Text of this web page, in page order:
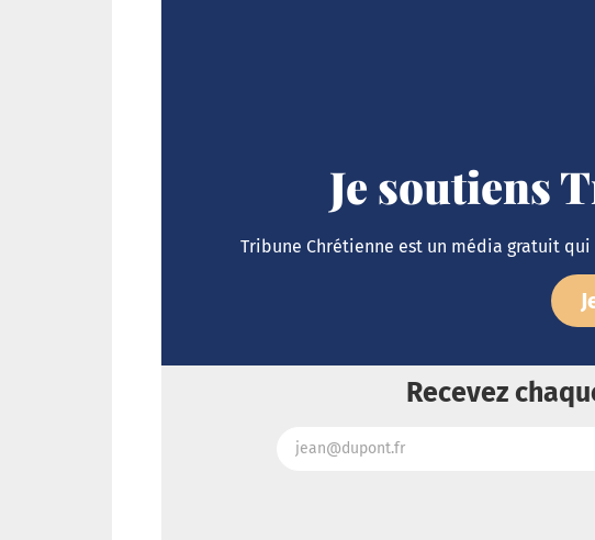
Je soutiens
Tribune Chrétienne est un média gratuit
Recevez